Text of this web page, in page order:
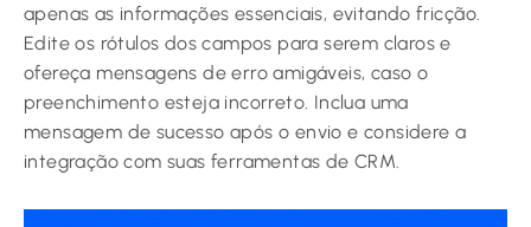
apenas as informações essenciais, evitando fricção.
Edite os rótulos dos campos para serem claros e
ofereça mensagens de erro amigáveis, caso o
preenchimento esteja incorreto. Inclua uma
mensagem de sucesso após o envio e considere a
integração com suas ferramentas de CRM.